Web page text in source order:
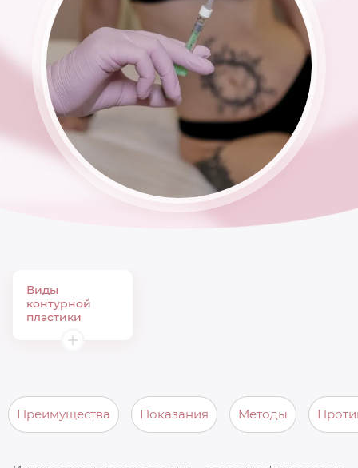
Виды
контурной
пластики
Преимущества Показания Методы